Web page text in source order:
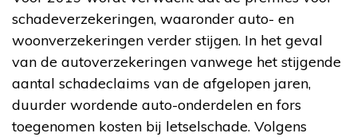
schadeverzekeringen, waaronder auto- en
woonverzekeringen verder stijgen. In het geval
van de autoverzekeringen vanwege het stijgende
aantal schadeclaims van de afgelopen jaren,
duurder wordende auto-onderdelen en fors
toegenomen kosten bij letselschade. Volgens